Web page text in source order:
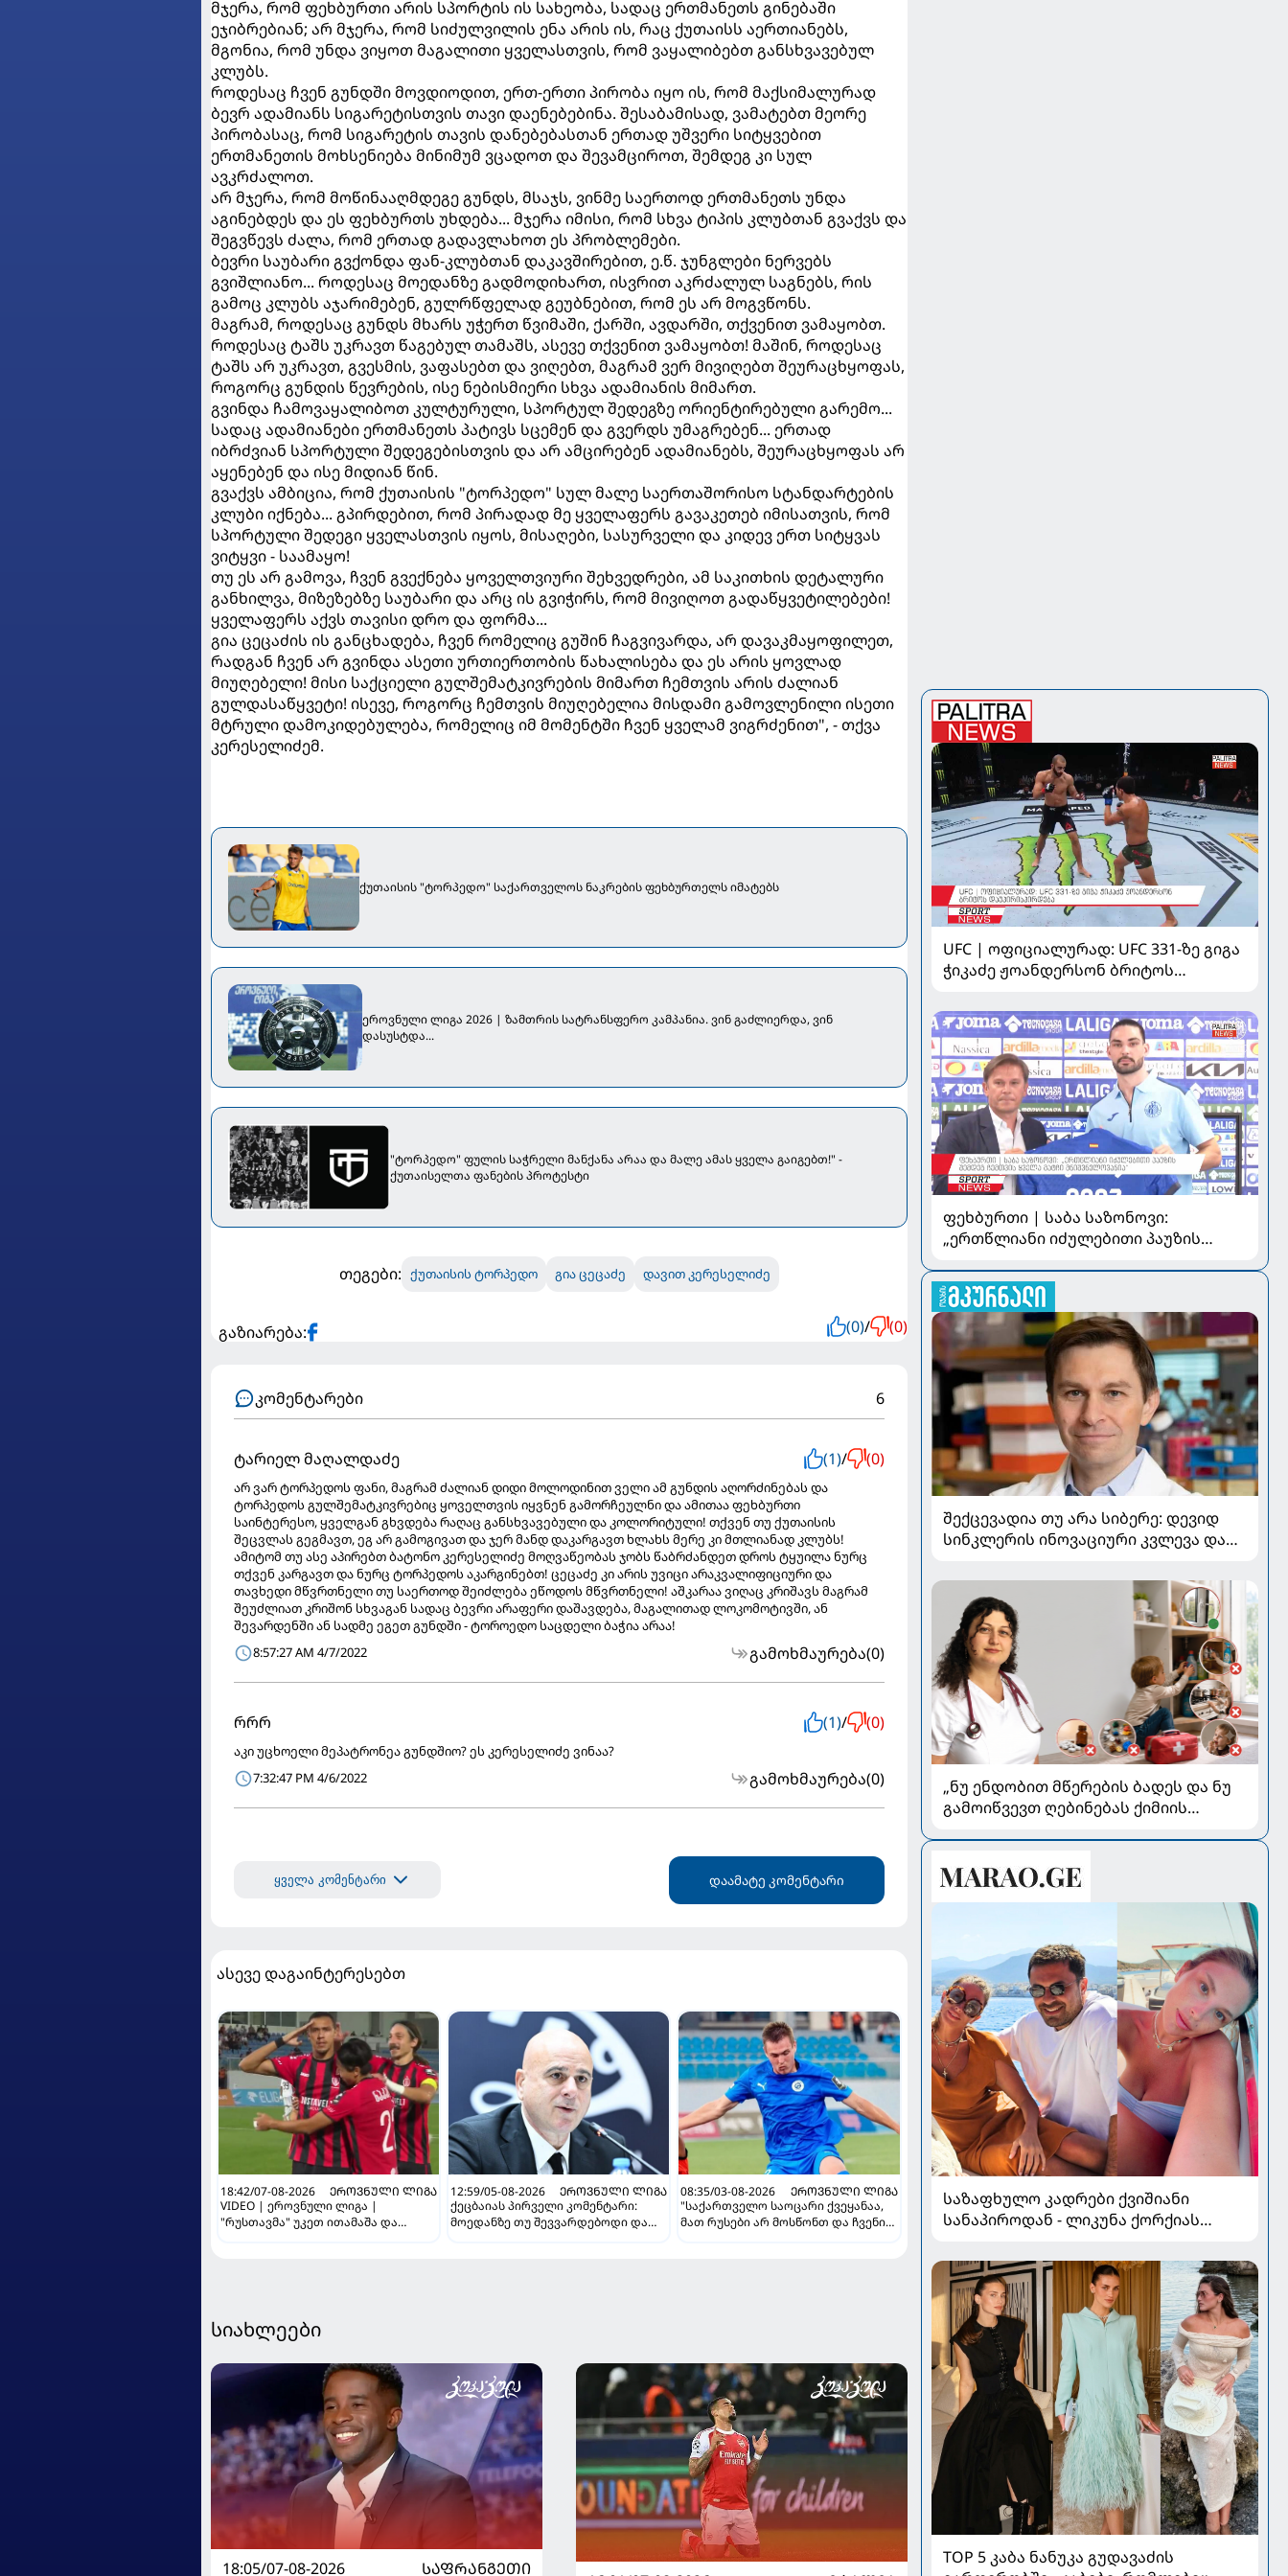
მჯერა, რომ ფეხბურთი არის სპორტის ის სახეობა, სადაც ერთმანეთს გინებაში
ეჯიბრებიან; არ მჯერა, რომ სიძულვილის ენა არის ის, რაც ქუთაისს აერთიანებს,
მგონია, რომ უნდა ვიყოთ მაგალითი ყველასთვის, რომ ვაყალიბებთ განსხვავებულ
კლუბს.
როდესაც ჩვენ გუნდში მოვდიოდით, ერთ-ერთი პირობა იყო ის, რომ მაქსიმალურად
ბევრ ადამიანს სიგარეტისთვის თავი დაენებებინა. შესაბამისად, ვამატებთ მეორე
პირობასაც, რომ სიგარეტის თავის დანებებასთან ერთად უშვერი სიტყვებით
ერთმანეთის მოხსენიება მინიმუმ ვცადოთ და შევამციროთ, შემდეგ კი სულ
ავკრძალოთ.
არ მჯერა, რომ მოწინააღმდეგე გუნდს, მსაჯს, ვინმე საერთოდ ერთმანეთს უნდა
აგინებდეს და ეს ფეხბურთს უხდება... მჯერა იმისი, რომ სხვა ტიპის კლუბთან გვაქვს და
შეგვწევს ძალა, რომ ერთად გადავლახოთ ეს პრობლემები.
ბევრი საუბარი გვქონდა ფან-კლუბთან დაკავშირებით, ე.წ. ჯუნგლები ნერვებს
გვიშლიანო... როდესაც მოედანზე გადმოდიხართ, ისვრით აკრძალულ საგნებს, რის
გამოც კლუბს აჯარიმებენ, გულრწფელად გეუბნებით, რომ ეს არ მოგვწონს.
მაგრამ, როდესაც გუნდს მხარს უჭერთ წვიმაში, ქარში, ავდარში, თქვენით ვამაყობთ.
როდესაც ტაშს უკრავთ წაგებულ თამაშს, ასევე თქვენით ვამაყობთ! მაშინ, როდესაც
ტაშს არ უკრავთ, გვესმის, ვაფასებთ და ვიღებთ, მაგრამ ვერ მივიღებთ შეურაცხყოფას,
როგორც გუნდის წევრების, ისე ნებისმიერი სხვა ადამიანის მიმართ.
გვინდა ჩამოვაყალიბოთ კულტურული, სპორტულ შედეგზე ორიენტირებული გარემო...
სადაც ადამიანები ერთმანეთს პატივს სცემენ და გვერდს უმაგრებენ... ერთად
იბრძვიან სპორტული შედეგებისთვის და არ ამცირებენ ადამიანებს, შეურაცხყოფას არ
აყენებენ და ისე მიდიან წინ.
გვაქვს ამბიცია, რომ ქუთაისის "ტორპედო" სულ მალე საერთაშორისო სტანდარტების
კლუბი იქნება... გპირდებით, რომ პირადად მე ყველაფერს გავაკეთებ იმისათვის, რომ
სპორტული შედეგი ყველასთვის იყოს, მისაღები, სასურველი და კიდევ ერთ სიტყვას
ვიტყვი - საამაყო!
თუ ეს არ გამოვა, ჩვენ გვექნება ყოველთვიური შეხვედრები, ამ საკითხის დეტალური
განხილვა, მიზეზებზე საუბარი და არც ის გვიჭირს, რომ მივიღოთ გადაწყვეტილებები!
ყველაფერს აქვს თავისი დრო და ფორმა...
გია ცეცაძის ის განცხადება, ჩვენ რომელიც გუშინ ჩაგვივარდა, არ დავაკმაყოფილეთ,
რადგან ჩვენ არ გვინდა ასეთი ურთიერთობის წახალისება და ეს არის ყოვლად
მიუღებელი! მისი საქციელი გულშემატკივრების მიმართ ჩემთვის არის ძალიან
გულდასაწყვეტი! ისევე, როგორც ჩემთვის მიუღებელია მისდამი გამოვლენილი ისეთი
მტრული დამოკიდებულება, რომელიც იმ მომენტში ჩვენ ყველამ ვიგრძენით", - თქვა
კერესელიძემ.
ქუთაისის "ტორპედო" საქართველოს ნაკრების ფეხბურთელს იმატებს
ეროვნული ლიგა 2026 | ზამთრის სატრანსფერო კამპანია. ვინ გაძლიერდა, ვინ
დასუსტდა...
"ტორპედო" ფულის საჭრელი მანქანა არაა და მალე ამას ყველა გაიგებთ!" -
ქუთაისელთა ფანების პროტესტი
თეგები: ქუთაისის ტორპედო გია ცეცაძე დავით კერესელიძე
გაზიარება: (0)/ (0)
კომენტარები 6
ტარიელ მაღალდაძე (1)/ (0)
არ ვარ ტორპედოს ფანი, მაგრამ ძალიან დიდი მოლოდინით ველი ამ გუნდის აღორძინებას და
ტორპედოს გულშემატკივრებიც ყოველთვის იყვნენ გამორჩეულნი და ამითაა ფეხბურთი
საინტერესო, ყველგან გხვდება რაღაც განსხვავებული და კოლორიტული! თქვენ თუ ქუთაისის
შეცვლას გეგმავთ, ეგ არ გამოგივათ და ჯერ მანდ დაკარგავთ ხლახს მერე კი მთლიანად კლუბს!
ამიტომ თუ ასე აპირებთ ბატონო კერესელიძე მოღვაწეობას ჯობს წაბრძანდეთ დროს ტყუილა ნურც
თქვენ კარგავთ და ნურც ტორპედოს აკარგინებთ! ცეცაძე კი არის უვიცი არაკვალიფიციური და
თავხედი მწვრთნელი თუ საერთოდ შეიძლება ეწოდოს მწვრთნელი! აშკარაა ვიღაც კრიშავს მაგრამ
შეუძლიათ კრიშონ სხვაგან სადაც ბევრი არაფერი დაშავდება, მაგალითად ლოკომოტივში, ან
შევარდენში ან სადმე ეგეთ გუნდში - ტოროედო საცდელი ბაჭია არაა!
8:57:27 AM 4/7/2022
გამოხმაურება(0)
რრრ (1)/ (0)
აკი უცხოელი მეპატრონეა გუნდშიო? ეს კერესელიძე ვინაა?
7:32:47 PM 4/6/2022
გამოხმაურება(0)
ყველა კომენტარი დაამატე კომენტარი
ასევე დაგაინტერესებთ
18:42/07-08-2026
ᲔᲠᲝᲕᲜᲣᲚᲘ ᲚᲘᲒᲐ
VIDEO | ეროვნული ლიგა |
"რუსთავმა" უკეთ ითამაშა და
12:59/05-08-2026
ᲔᲠᲝᲕᲜᲣᲚᲘ ᲚᲘᲒᲐ
ქეცბაიას პირველი კომენტარი:
მოედანზე თუ შევვარდებოდი და
08:35/03-08-2026
ᲔᲠᲝᲕᲜᲣᲚᲘ ᲚᲘᲒᲐ
"საქართველო საოცარი ქვეყანაა,
მათ რუსები არ მოსწონთ და ჩვენი
სიახლეები
18:05/07-08-2026 ᲡᲐᲤᲠᲐᲜᲒᲔᲗᲘ
UFC | ოფიციალურად: UFC 331-ზე გიგა
ჭიკაძე ჟოანდერსონ ბრიტოს
ფეხბურთი | საბა საზონოვი:
„ერთწლიანი იძულებითი პაუზის
მნიშვნელოვანია“
შექცევადია თუ არა სიბერე: დევიდ
სინკლერის ინოვაციური კვლევა და
„ნუ ენდობით მწერების ბადეს და ნუ
გამოიწვევთ ღებინებას ქიმიის
პედიატრ სალომე ახვლედიანის
რჩევები
საზაფხულო კადრები ქვიშიანი
სანაპიროდან - ლიკუნა ქორქიას
TOP 5 კაბა ნანუკა გუდავაძის